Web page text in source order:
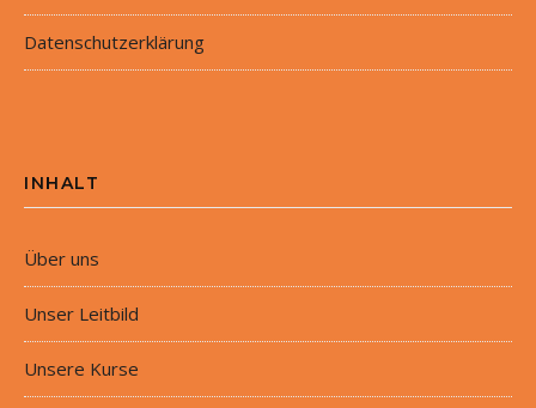
Datenschutzerklärung
INHALT
Über uns
Unser Leitbild
Unsere Kurse